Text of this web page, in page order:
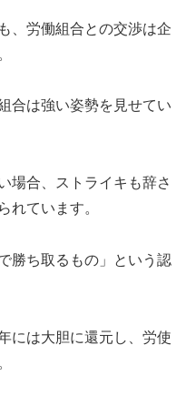
、労働組合との交渉は企
合は強い姿勢を見せてい
場合、ストライキも辞さ
れています。
勝ち取るもの」という認
には大胆に還元し、労使